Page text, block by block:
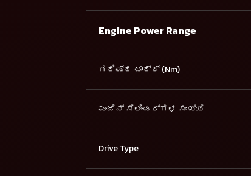
Engine Power Range
ಗರಿಷ್ಠ ಟಾರ್ಕ್ (Nm)
ಎಂಜಿನ್ ಸಿಲಿಂಡರ್ಗಳ ಸಂಖ್ಯೆ
Drive Type